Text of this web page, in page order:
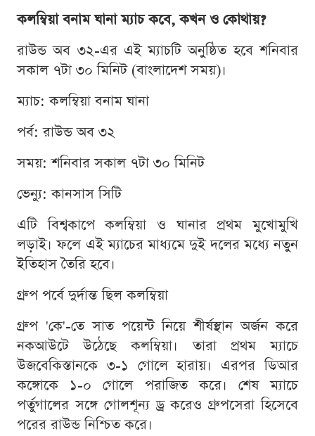
কলম্বিয়া বনাম ঘানা ম্যাচ কবে, কখন ও কোথায়?
রাউন্ড অব ৩২-এর এই ম্যাচটি অনুষ্ঠিত হবে শনিবার
সকাল ৭টা ৩০ মিনিট (বাংলাদেশ সময়)।
ম্যাচ: কলম্বিয়া বনাম ঘানা
পর্ব: রাউন্ড অব ৩২
সময়: শনিবার সকাল ৭টা ৩০ মিনিট
ভেন্যু: কানসাস সিটি
এটি বিশ্বকাপে কলম্বিয়া ও ঘানার প্রথম মুখোমুখি
লড়াই। ফলে এই ম্যাচের মাধ্যমে দুই দলের মধ্যে নতুন
ইতিহাস তৈরি হবে।
গ্রুপ পর্বে দুর্দান্ত ছিল কলম্বিয়া
গ্রুপ 'কে'-তে সাত পয়েন্ট নিয়ে শীর্ষস্থান অর্জন করে
নকআউটে উঠেছে কলম্বিয়া। তারা প্রথম ম্যাচে
উজবেকিস্তানকে ৩-১ গোলে হারায়। এরপর ডিআর
কঙ্গোকে ১-০ গোলে পরাজিত করে। শেষ ম্যাচে
পর্তুগালের সঙ্গে গোলশূন্য ড্র করেও গ্রুপসেরা হিসেবে
পরের রাউন্ড নিশ্চিত করে।